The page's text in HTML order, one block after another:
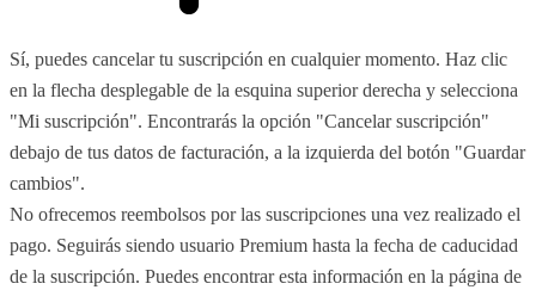
Sí, puedes cancelar tu suscripción en cualquier momento. Haz clic
en la flecha desplegable de la esquina superior derecha y selecciona
"Mi suscripción". Encontrarás la opción "Cancelar suscripción"
debajo de tus datos de facturación, a la izquierda del botón "Guardar
cambios".
No ofrecemos reembolsos por las suscripciones una vez realizado el
pago. Seguirás siendo usuario Premium hasta la fecha de caducidad
de la suscripción. Puedes encontrar esta información en la página de